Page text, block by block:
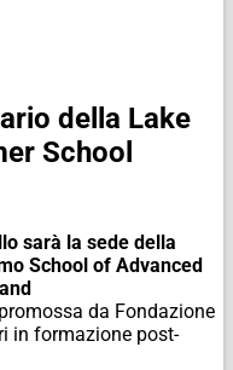
della Lake
School
sarà la sede della
School of Advanced
da Fondazione
in formazione post-